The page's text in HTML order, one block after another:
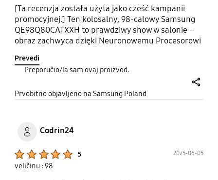
[Ta recenzja została użyta jako cześć kampanii
promocyjnej.] Ten kolosalny, 98-calowy Samsung
QE98Q80CATXXH to prawdziwy show w salonie –
obraz zachwyca dzięki Neuronowemu Procesorowi
starszych materiałów, a Quantum HDR+ i
bezpośrednie podświetlenie strefowe zapewniają
pomieszczeniu. Design supercienki i elegancki, a
ładowaniem solarno‑USB to praktyczny gadżet.
Pomimo sporego rozmiaru, obsługa jest intuicyjna,
a system działa płynnie.
#KupNapiszOpinieOtrzymajPrezent
#PromocjaSuperEmocjezTelewizoramiSamsung
Prevedi
Preporučio/la sam ovaj proizvod.
Prvobitno objavljeno na Samsung Poland
Codrin24
5 2025-06-05
veličinu : 98